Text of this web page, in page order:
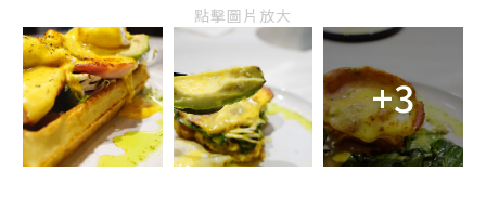
點擊圖片放大
+3